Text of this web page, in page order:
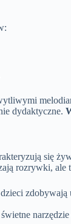
dydaktyczne.
się
rozrywki,
zdobywają